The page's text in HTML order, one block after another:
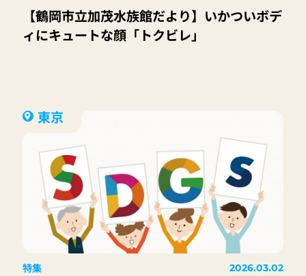
【鶴岡市立加茂水族館だより】いかついボデ
ィにキュートな顔「トクビレ」
東京
特集 2026.03.02